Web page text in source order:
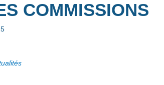
COMMISSIONS